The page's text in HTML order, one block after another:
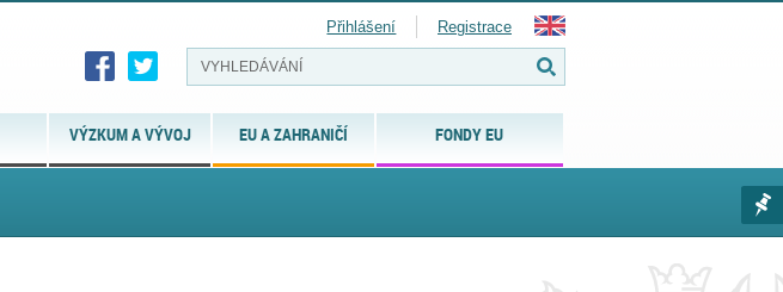
VÝZKUM A VÝVOJ EU A ZAHRANIČÍ FONDY EU
Přihlášení Registrace